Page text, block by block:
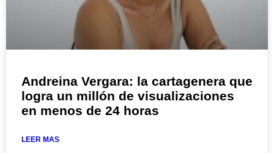
Andreina Vergara: la cartagenera que
logra un millón de visualizaciones
en menos de 24 horas
LEER MAS